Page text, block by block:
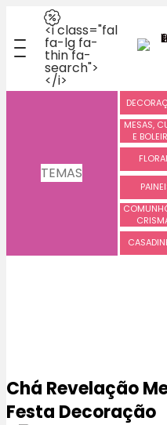
<i class="fal
fa-lg fa-
thin fa-
search">
</i>
TEMAS
MESAS,
E
Chá Revelação
Festa Decoração